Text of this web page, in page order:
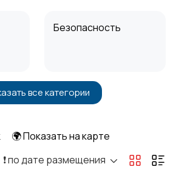
Безопасность
Высший менеджмент
Добыча сырья,
все категории
🌍 Показать на карте
❗️ по дате размещения